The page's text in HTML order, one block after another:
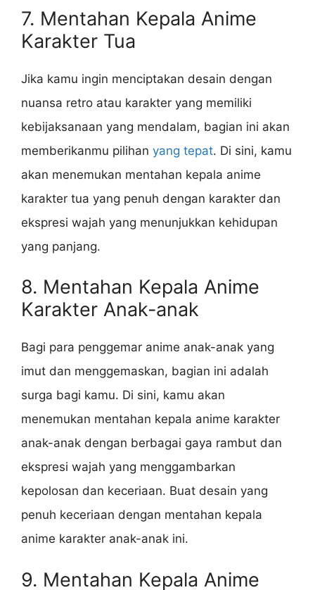
7. Mentahan Kepala Anime
Karakter Tua
Jika kamu ingin menciptakan desain dengan
nuansa retro atau karakter yang memiliki
kebijaksanaan yang mendalam, bagian ini akan
memberikanmu pilihan yang tepat. Di sini, kamu
akan menemukan mentahan kepala anime
karakter tua yang penuh dengan karakter dan
ekspresi wajah yang menunjukkan kehidupan
yang panjang.
8. Mentahan Kepala Anime
Karakter Anak-anak
Bagi para penggemar anime anak-anak yang
imut dan menggemaskan, bagian ini adalah
surga bagi kamu. Di sini, kamu akan
menemukan mentahan kepala anime karakter
anak-anak dengan berbagai gaya rambut dan
ekspresi wajah yang menggambarkan
kepolosan dan keceriaan. Buat desain yang
penuh keceriaan dengan mentahan kepala
anime karakter anak-anak ini.
9. Mentahan Kepala Anime